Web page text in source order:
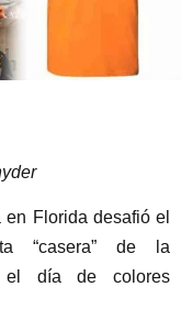
Florida desafió el
“casera” de la
el día de colores